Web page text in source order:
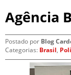
Agência
Postado por Blog
Categorias: Brasil,